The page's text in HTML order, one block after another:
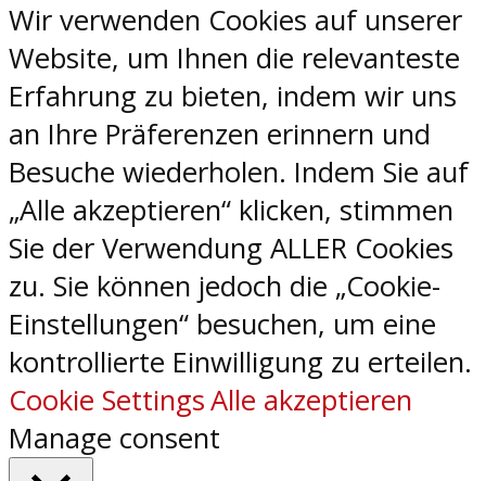
Wir verwenden Cookies auf unserer
Website, um Ihnen die relevanteste
Erfahrung zu bieten, indem wir uns
an Ihre Präferenzen erinnern und
Besuche wiederholen. Indem Sie auf
„Alle akzeptieren“ klicken, stimmen
Sie der Verwendung ALLER Cookies
zu. Sie können jedoch die „Cookie-
Einstellungen“ besuchen, um eine
kontrollierte Einwilligung zu erteilen.
Cookie SettingsAlle akzeptieren
Manage consent